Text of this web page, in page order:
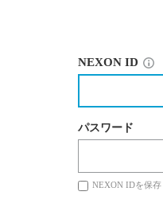
NEXON ID
パスワード
NEXON IDを保存